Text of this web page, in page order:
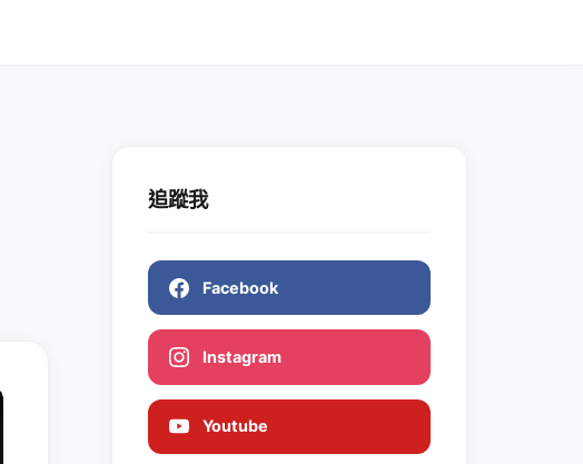
追蹤我
Facebook
Instagram
Youtube